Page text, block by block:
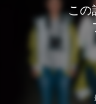
この